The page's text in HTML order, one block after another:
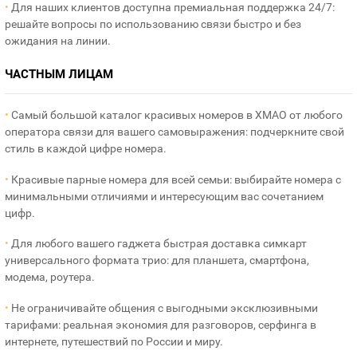
• Для наших клиентов доступна премиальная поддержка 24/7:
решайте вопросы по использованию связи быстро и без
ожидания на линии.
ЧАСТНЫМ ЛИЦАМ
• Самый большой каталог красивых номеров в ХМАО от любого
оператора связи для вашего самовыражения: подчеркните свой
стиль в каждой цифре номера.
• Красивые парные номера для всей семьи: выбирайте номера с
минимальными отличиями и интересующим вас сочетанием
цифр.
• Для любого вашего гаджета быстрая доставка симкарт
универсального формата трио: для планшета, смартфона,
модема, роутера.
• Не ограничивайте общения с выгодными эксклюзивными
тарифами: реальная экономия для разговоров, серфинга в
интернете, путешествий по России и миру.